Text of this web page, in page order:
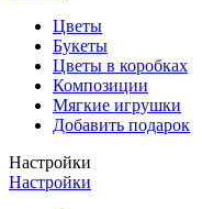
Цветы
Букеты
Цветы в коробках
Композиции
Мягкие игрушки
Добавить подарок
Настройки
Настройки